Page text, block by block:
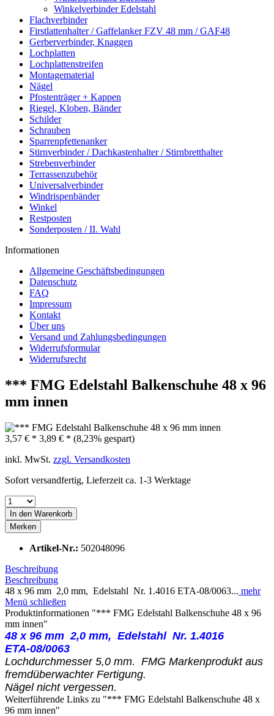
Winkelverbinder Edelstahl
Flachverbinder
Firstlattenhalter / Gaffelanker FZV 48 mm / GAF48
Gerberverbinder, Knaggen
Lochplatten
Lochplattenstreifen
Montagematerial
Nägel
Pfostenträger + Kappen
Riegel, Kloben, Bänder
Schilder
Schrauben
Sparrenpfettenanker
Stirnverbinder / Dachkastenhalter / Stirnbretthalter
Strebenverbinder
Terrassenzubehör
Universalverbinder
Windrispenbänder
Winkel
Restposten
Sonderposten / II. Wahl
Informationen
Allgemeine Geschäftsbedingungen
Datenschutz
FAQ
Impressum
Kontakt
Über uns
Versand und Zahlungsbedingungen
Widerrufsformular
Widerrufsrecht
*** FMG Edelstahl Balkenschuhe 48 x 96
mm innen
3,57 € * 3,89 € * (8,23% gespart)
inkl. MwSt. zzgl. Versandkosten
Sofort versandfertig, Lieferzeit ca. 1-3 Werktage
In den Warenkorb
Merken
Artikel-Nr.: 502048096
Beschreibung
Beschreibung
48 x 96 mm 2,0 mm, Edelstahl Nr. 1.4016 ETA-08/0063... mehr
Menü schließen
Produktinformationen "*** FMG Edelstahl Balkenschuhe 48 x 96
mm innen"
48 x 96 mm 2,0 mm, Edelstahl Nr. 1.4016
ETA-08/0063
Lochdurchmesser 5,0 mm. FMG Markenprodukt aus
fremdüberwachter Fertigung.
Nägel nicht vergessen.
Weiterführende Links zu "*** FMG Edelstahl Balkenschuhe 48 x
96 mm innen"